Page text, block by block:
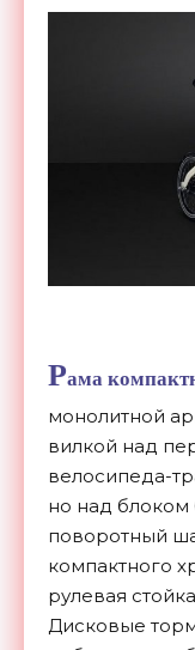
Рама
монолитной
вилкой над
велосипеда-
но над блоком
поворотный
компактного
рулевая
Дисковые